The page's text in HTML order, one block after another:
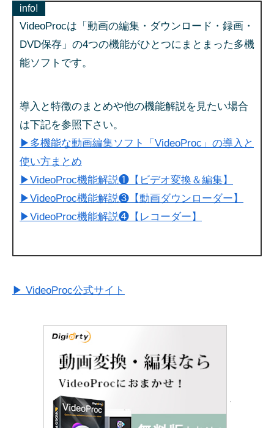
info!
VideoProcは「動画の編集・ダウンロード・録画・
DVD保存」の4つの機能がひとつにまとまった多機
能ソフトです。
導入と特徴のまとめや他の機能解説を見たい場合
は下記を参照下さい。
▶多機能な動画編集ソフト「VideoProc」の導入と
使い方まとめ
▶VideoProc機能解説❶【ビデオ変換＆編集】
▶VideoProc機能解説❸【動画ダウンローダー】
▶VideoProc機能解説❹【レコーダー】
▶ VideoProc公式サイト